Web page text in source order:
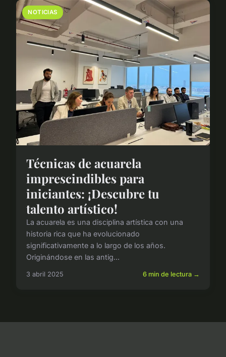
NOTICIAS
Técnicas de acuarela
imprescindibles para
iniciantes: ¡Descubre tu
talento artístico!
La acuarela es una disciplina artística con una
historia rica que ha evolucionado
significativamente a lo largo de los años.
Originándose en las antig...
3 abril 2025 6 min de lectura →